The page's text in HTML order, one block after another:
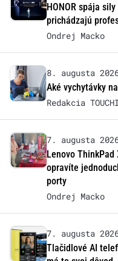
HONOR spája
prichádzajú
Ondrej Macko
8. augusta
Aké vychytávky
Redakcia
7. augusta
Lenovo
opravíte
porty
Ondrej Macko
7. augusta
Tlačidlové AI